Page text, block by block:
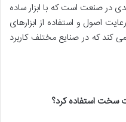
در صنعت است که با ابزار ساده
اصول و استفاده از ابزارهای
کند که در صنایع مختلف کاربرد
سخت استفاده کرد؟